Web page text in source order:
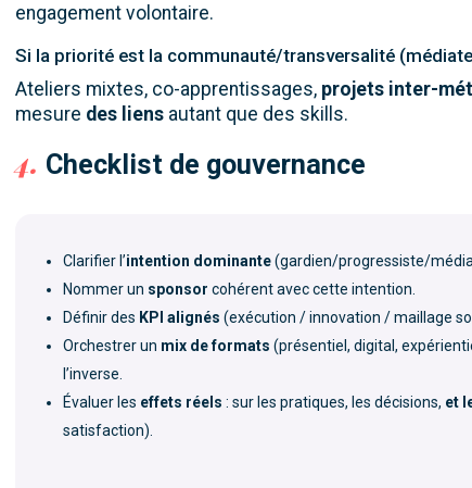
engagement volontaire.
Si la priorité est la communauté/transversalité
Ateliers mixtes, co-apprentissages, projets inter-
mesure des liens autant que des skills.
4. Checklist de gouvernance
Clarifier l’intention dominante(gardien/progressiste/
Nommer un sponsor cohérent avec cette intention.
Définir des KPI alignés (exécution / innovation / maillage
Orchestrer un mix de formats (présentiel, digital,
l’inverse.
Évaluer les effets réels : sur les pratiques, les décisions, et
satisfaction).